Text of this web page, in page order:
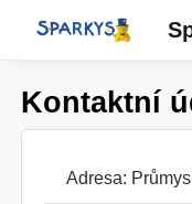
Kontaktní
Adresa: